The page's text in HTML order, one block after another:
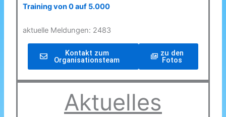
Training von 0 auf 5.000
aktuelle Meldungen: 2483
Kontakt zum
Organisationsteam
zu den
Fotos
Aktuelles